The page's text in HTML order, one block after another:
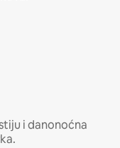
i danonoćna